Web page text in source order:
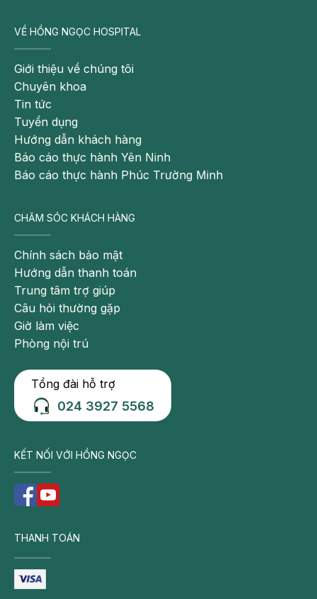
VỀ HỒNG NGỌC HOSPITAL
Giới thiệu về chúng tôi
Chuyên khoa
Tin tức
Tuyển dụng
Hướng dẫn khách hàng
Báo cáo thực hành Yên Ninh
Báo cáo thực hành Phúc Trường Minh
CHĂM SÓC KHÁCH HÀNG
Chính sách bảo mật
Hướng dẫn thanh toán
Trung tâm trợ giúp
Câu hỏi thường gặp
Giờ làm việc
Phòng nội trú
Tổng đài hỗ trợ
024 3927 5568
KẾT NỐI VỚI HỒNG NGỌC
THANH TOÁN